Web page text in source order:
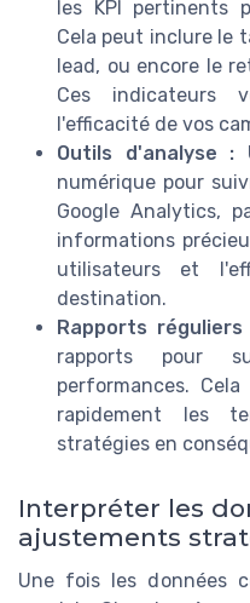
les KPI pertinents
Cela peut inclure le
lead, ou encore le
Ces indicateurs
l'efficacité de vos
Outils d'analyse :
numérique pour
Google Analytics,
informations
utilisateurs et
destination.
Rapports réguliers
rapports pour
performances.
rapidement les
stratégies en
Interpréter les
ajustements
Une fois les données